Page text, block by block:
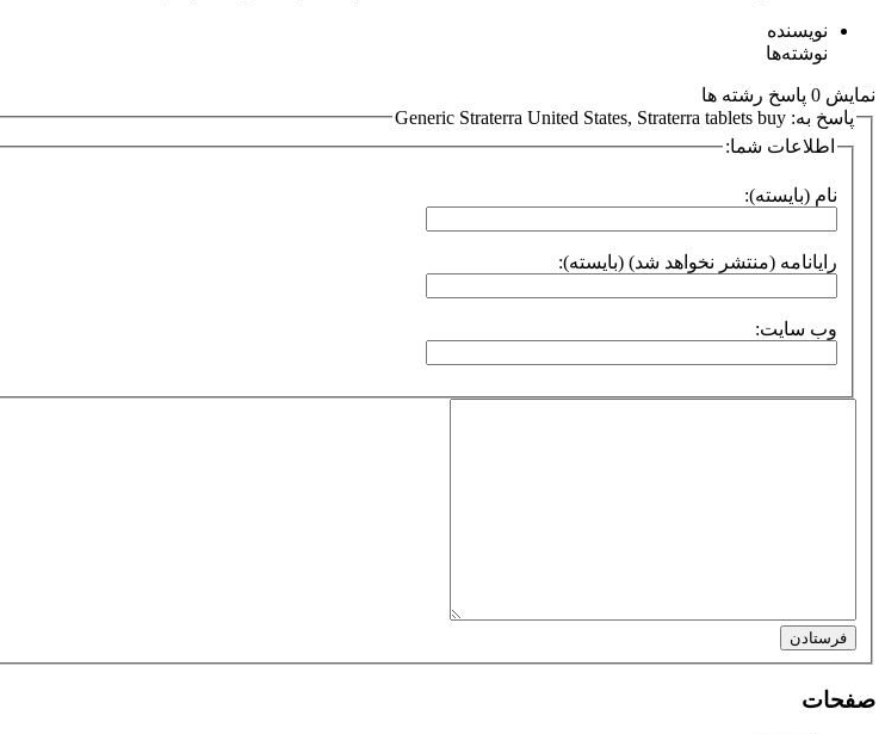
نویسنده
نوشته‌ها
نمایش 0 پاسخ رشته ها
پاسخ به: Generic Straterra United States, Straterra tablets buy
اطلاعات شما:
نام (بایسته):
رایانامه (منتشر نخواهد شد) (بایسته):
وب سایت:
فرستادن
صفحات